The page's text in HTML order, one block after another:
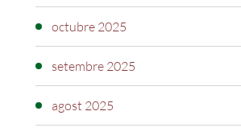
octubre 2025
setembre 2025
agost 2025